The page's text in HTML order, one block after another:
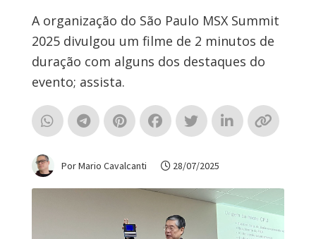
A organização do São Paulo MSX Summit
2025 divulgou um filme de 2 minutos de
duração com alguns dos destaques do
evento; assista.
Por Mario Cavalcanti 28/07/2025